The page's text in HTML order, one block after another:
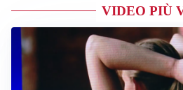
VIDEO PIÙ